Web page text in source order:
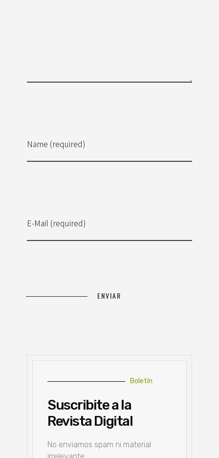
Name (required)
E-Mail (required)
Boletín
Suscribite a la
Revista Digital
No enviamos spam ni material